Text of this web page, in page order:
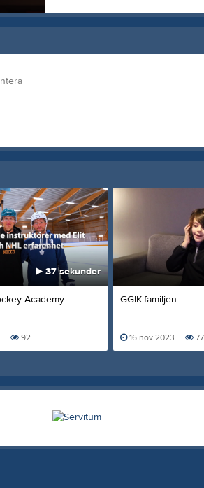
37 sekunder
Academy
92
GGIK-familjen
16 nov 2023 77